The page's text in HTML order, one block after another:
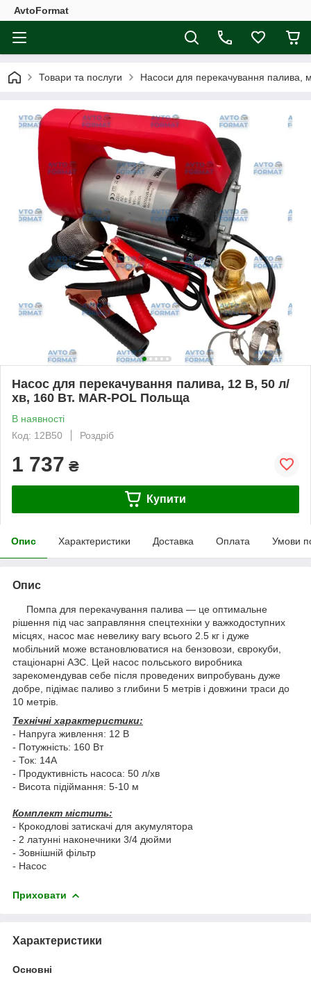
AvtoFormat
Товари та послуги Насоси для перекачування палива,
Насос для перекачування палива, 12 В, 50 л/
хв, 160 Вт. MAR-POL Польща
В наявності
Код: 12B50
Роздріб
1 737 ₴
Купити
Опис Характеристики Доставка Оплата Умови
Опис
Помпа для перекачування палива — це оптимальне
рішення під час заправляння спецтехніки у важкодоступних
місцях, насос має невелику вагу всього 2.5 кг і дуже
мобільний може встановлюватися на бензовози, єврокуби,
стаціонарні АЗС. Цей насос польського виробника
зарекомендував себе після проведених випробувань дуже
добре, підімає паливо з глибини 5 метрів і довжини траси до
10 метрів.
Технічні характеристики:
- Напруга живлення: 12 В
- Потужність: 160 Вт
- Ток: 14А
- Продуктивність насоса: 50 л/хв
- Висота підіймання: 5-10 м
Комплект містить:
- Крокодлові затискачі для акумулятора
- 2 латунні наконечники 3/4 дюйми
- Зовнішній фільтр
- Насос
Приховати
Характеристики
Основні